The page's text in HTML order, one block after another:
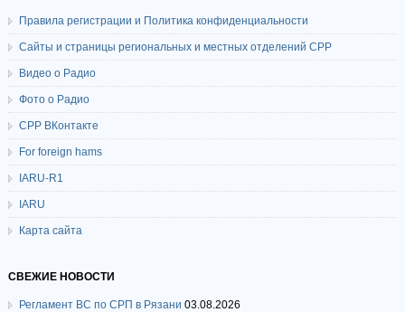
Правила регистрации и Политика конфиденциальности
Сайты и страницы региональных и местных отделений СРР
Видео о Радио
Фото о Радио
СРР ВКонтакте
For foreign hams
IARU-R1
IARU
Карта сайта
СВЕЖИЕ НОВОСТИ
Регламент ВС по СРП в Рязани 03.08.2026